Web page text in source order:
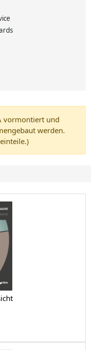
vormontiert und
werden.